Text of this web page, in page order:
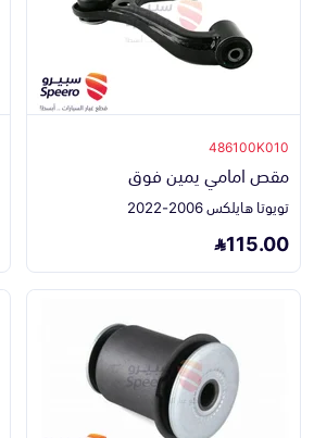
486100K010
مقص امامي يمين فوق
تويوتا هايلكس 2006-2022
115.00